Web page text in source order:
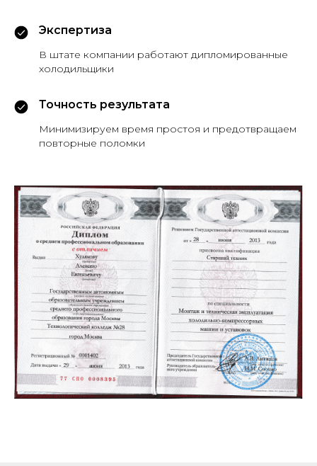
Экспертиза
В штате компании работают дипломированные
холодильщики
Точность результата
Минимизируем время простоя и предотвращаем
повторные поломки